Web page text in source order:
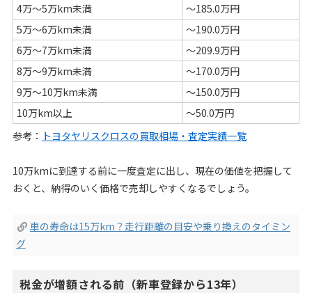
4万～5万km未満
～185.0万円
5万～6万km未満
～190.0万円
6万～7万km未満
～209.9万円
8万～9万km未満
～170.0万円
9万～10万km未満
～150.0万円
10万km以上
～50.0万円
参考： トヨタヤリスクロスの買取相場・査定実績一覧
10万kmに到達する前に一度査定に出し、現在の価値を把握して
おくと、納得のいく価格で売却しやすくなるでしょう。
車の寿命は15万km？走行距離の目安や乗り換えのタイミン
グ
税金が増額される前（新車登録から13年）